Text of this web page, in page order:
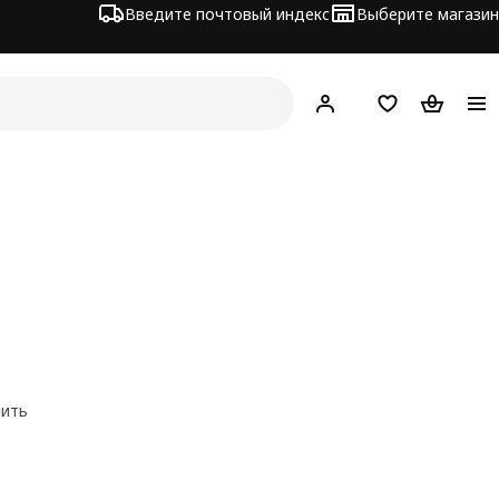
Введите почтовый индекс Выберите магазин
Hej! ВойтиСписокКорзина